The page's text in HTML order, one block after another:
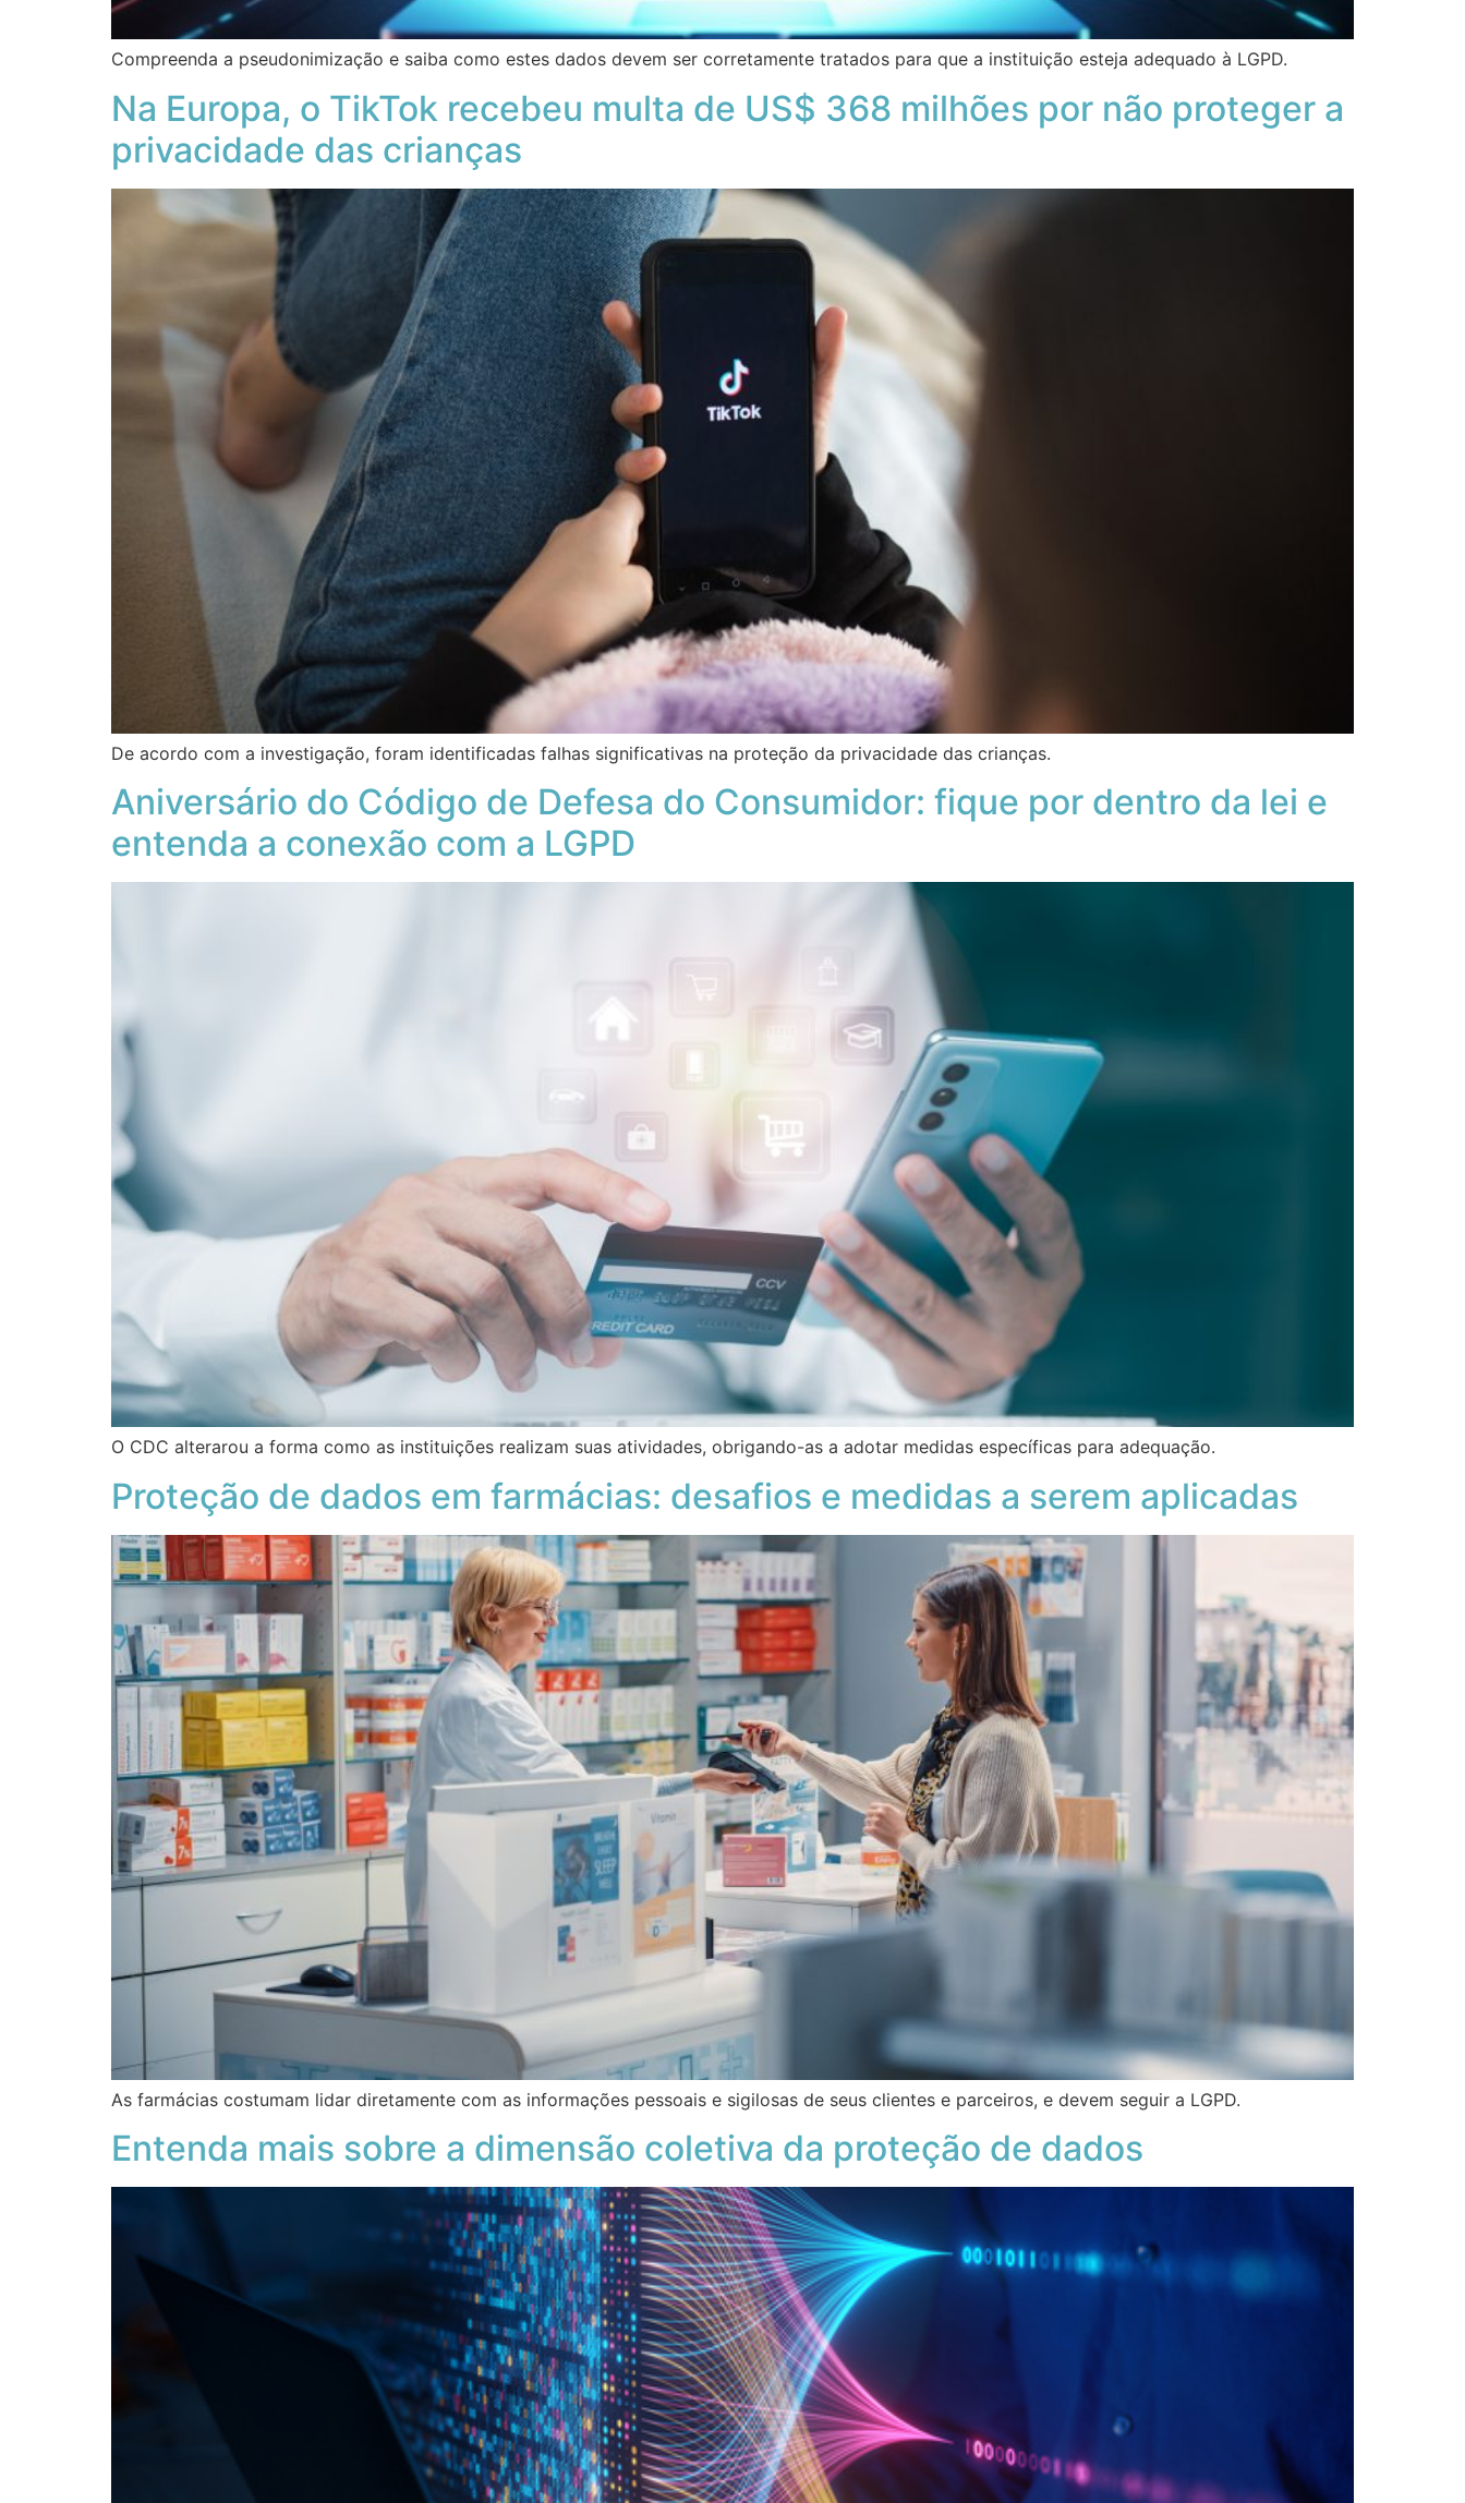
Compreenda a pseudonimização e saiba como estes dados devem ser corretamente tratados para que a instituição esteja adequado à LGPD.
Na Europa, o TikTok recebeu multa de US$ 368 milhões por não proteger a
privacidade das crianças
De acordo com a investigação, foram identificadas falhas significativas na proteção da privacidade das crianças.
Aniversário do Código de Defesa do Consumidor: fique por dentro da lei e
entenda a conexão com a LGPD
O CDC alterarou a forma como as instituições realizam suas atividades, obrigando-as a adotar medidas específicas para adequação.
Proteção de dados em farmácias: desafios e medidas a serem aplicadas
As farmácias costumam lidar diretamente com as informações pessoais e sigilosas de seus clientes e parceiros, e devem seguir a LGPD.
Entenda mais sobre a dimensão coletiva da proteção de dados